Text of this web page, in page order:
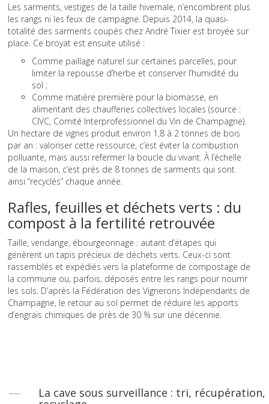
Les sarments, vestiges de la taille hivernale, n’encombrent plus
les rangs ni les feux de campagne. Depuis 2014, la quasi-
totalité des sarments coupés chez André Tixier est broyée sur
place. Ce broyat est ensuite utilisé :
Comme paillage naturel sur certaines parcelles, pour
limiter la repousse d’herbe et conserver l’humidité du
sol ;
Comme matière première pour la biomasse, en
alimentant des chaufferies collectives locales (source :
CIVC, Comité Interprofessionnel du Vin de Champagne).
Un hectare de vignes produit environ 1,8 à 2 tonnes de bois
par an : valoriser cette ressource, c’est éviter la combustion
polluante, mais aussi refermer la boucle du vivant. À l’échelle
de la maison, c’est près de 8 tonnes de sarments qui sont
ainsi “recyclés” chaque année.
Rafles, feuilles et déchets verts : du
compost à la fertilité retrouvée
Taille, vendange, ébourgeonnage : autant d’étapes qui
génèrent un tapis précieux de déchets verts. Ceux-ci sont
rassemblés et expédiés vers la plateforme de compostage de
la commune ou, parfois, déposés entre les rangs pour nourrir
les sols. D’après la Fédération des Vignerons Indépendants de
Champagne, le retour au sol permet de réduire les apports
d’engrais chimiques de près de 30 % sur une décennie.
La cave sous surveillance : tri, récupération,